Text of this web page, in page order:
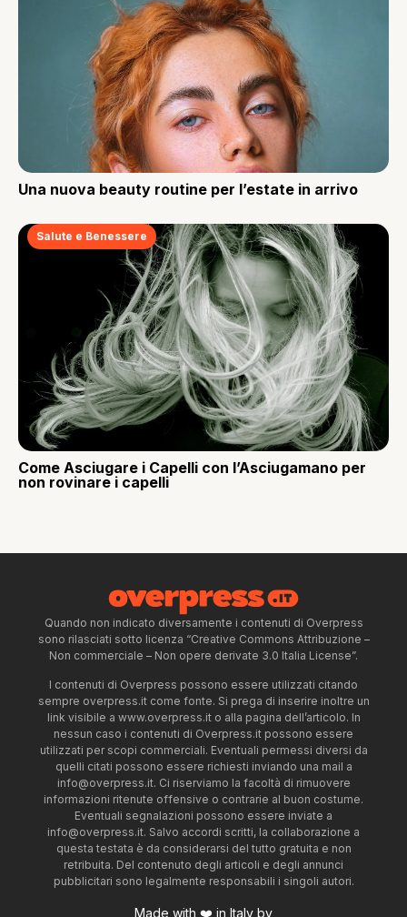
Una nuova beauty routine per l’estate in arrivo
Salute e Benessere
Come Asciugare i Capelli con l’Asciugamano per
non rovinare i capelli
Quando non indicato diversamente i contenuti di Overpress
sono rilasciati sotto licenza “Creative Commons Attribuzione –
Non commerciale – Non opere derivate 3.0 Italia License”.
I contenuti di Overpress possono essere utilizzati citando
sempre overpress.it come fonte. Si prega di inserire inoltre un
link visibile a www.overpress.it o alla pagina dell’articolo. In
nessun caso i contenuti di Overpress.it possono essere
utilizzati per scopi commerciali. Eventuali permessi diversi da
quelli citati possono essere richiesti inviando una mail a
info@overpress.it. Ci riserviamo la facoltà di rimuovere
informazioni ritenute offensive o contrarie al buon costume.
Eventuali segnalazioni possono essere inviate a
info@overpress.it. Salvo accordi scritti, la collaborazione a
questa testata è da considerarsi del tutto gratuita e non
retribuita. Del contenuto degli articoli e degli annunci
pubblicitari sono legalmente responsabili i singoli autori.
Made with ❤️ in Italy by